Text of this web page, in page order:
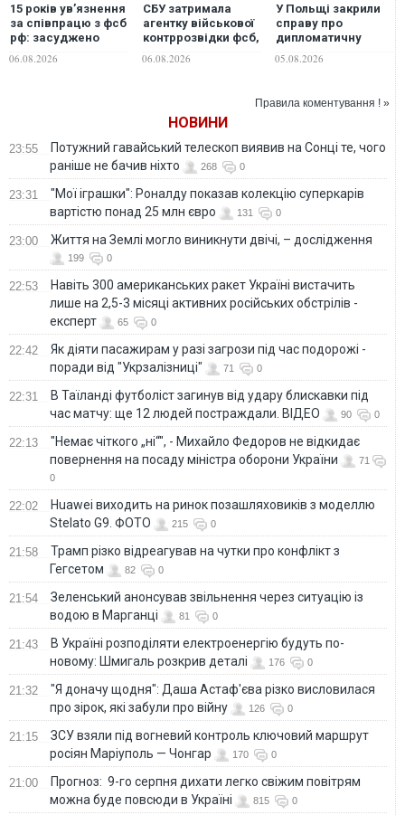
15 років ув’язнення
за співпрацю з фсб
рф: засуджено
УПЦ (МП)
06.08.2026
СБУ затримала
агентку військової
контррозвідки фсб,
ворога на
06.08.2026
У Польщі закрили
справу про
дипломатичну
Смоленською
05.08.2026
Правила коментування ! »
НОВИНИ
23:55
Потужний гавайський телескоп виявив на Сонці те, чого
раніше не бачив ніхто
268 0
23:31
"Мої іграшки": Роналду показав колекцію суперкарів
вартістю понад 25 млн євро
131 0
23:00 Життя на Землі могло виникнути двічі, – дослідження
199 0
22:53
Навіть 300 американських ракет Україні вистачить
лише на 2,5-3 місяці активних російських обстрілів -
експерт
65 0
22:42
Як діяти пасажирам у разі загрози під час подорожі -
поради від "Укрзалізниці"
71 0
22:31
В Таїланді футболіст загинув від удару блискавки під
час матчу: ще 12 людей постраждали. ВІДЕО
90 0
22:13
"Немає чіткого „ні“", - Михайло Федоров не відкидає
повернення на посаду міністра оборони України
71
0
22:02
Huawei виходить на ринок позашляховиків з моделлю
Stelato G9. ФОТО
215 0
21:58
Трамп різко відреагував на чутки про конфлікт з
Гегсетом
82 0
21:54
Зеленський анонсував звільнення через ситуацію із
водою в Марганці
81 0
21:43
В Україні розподіляти електроенергію будуть по-
новому: Шмигаль розкрив деталі
176 0
21:32
"Я доначу щодня": Даша Астаф'єва різко висловилася
про зірок, які забули про війну
126 0
21:15
ЗСУ взяли під вогневий контроль ключовий маршрут
росіян Маріуполь — Чонгар
170 0
21:00
Прогноз: 9-го серпня дихати легко свіжим повітрям
можна буде повсюди в Україні
815 0